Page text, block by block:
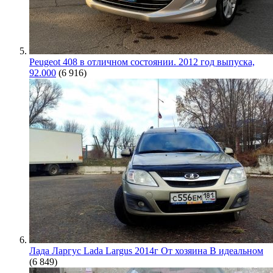
Peugeot 408 в отличном состоянии. 2012 год выпуска,
92.000 (6 916)
Лада Ларгус Lada Largus 2014г От хозяина В идеальном
(6 849)